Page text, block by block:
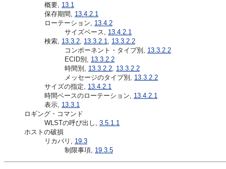
概要, 13.1
保存期間, 13.4.2.1
ローテーション, 13.4.2
サイズベース, 13.4.2.1
検索, 13.3.2 13.3.2.1
13.3.2.2
コンポーネント・タイプ別, 13.3.2.2
ECID別, 13.3.2.2
時間別, 13.3.2.2 13.3.2.2
メッセージのタイプ別, 13.3.2.2
サイズの指定, 13.4.2.1
時間ベースのローテーション, 13.4.2.1
表示, 13.3.1
ロギング・コマンド
WLSTの呼び出し, 3.5.1.1
ホストの破損
リカバリ, 19.3
制限事項, 19.3.5